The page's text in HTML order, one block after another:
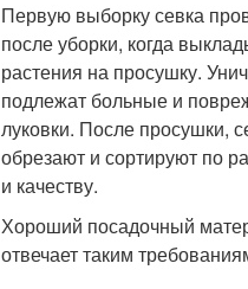
Первую выборку севка
после уборки, когда
растения на просушку.
подлежат больные и
луковки. После просушки,
обрезают и сортируют по
и качеству.
Хороший посадочный
отвечает таким